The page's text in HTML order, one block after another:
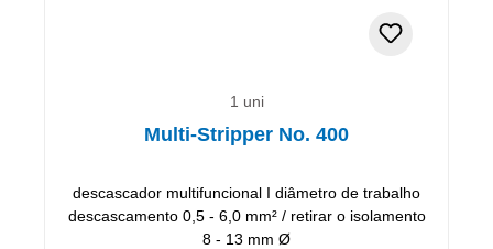
1 uni
Multi-Stripper No. 400
descascador multifuncional I diâmetro de trabalho
descascamento 0,5 - 6,0 mm² / retirar o isolamento
8 - 13 mm Ø